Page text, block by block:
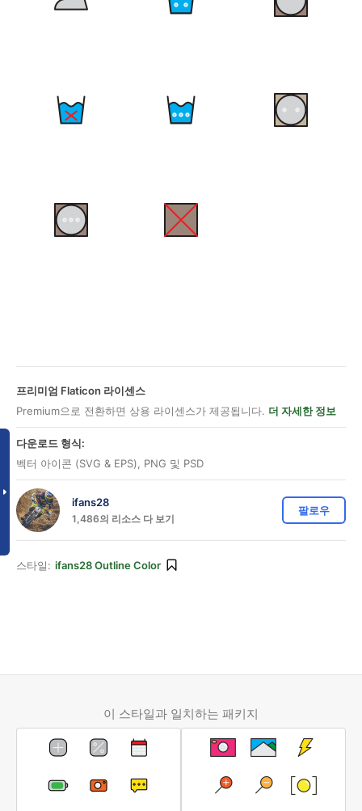
프리미엄 Flaticon 라이센스
Premium으로 전환하면 상용 라이센스가 제공됩니다. 더 자세한 정보
다운로드 형식:
벡터 아이콘 (SVG & EPS), PNG 및 PSD
ifans28
1,486의 리소스 다 보기
팔로우
스타일: ifans28 Outline Color
이 스타일과 일치하는 패키지